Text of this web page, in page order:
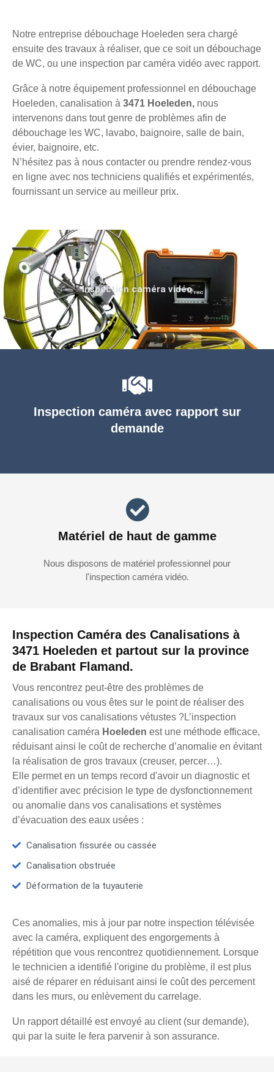
Notre entreprise débouchage Hoeleden sera chargé
ensuite des travaux à réaliser, que ce soit un débouchage
de WC, ou une inspection par caméra vidéo avec rapport.
Grâce à notre équipement professionnel en débouchage
Hoeleden, canalisation à 3471 Hoeleden, nous
intervenons dans tout genre de problèmes afin de
débouchage les WC, lavabo, baignoire, salle de bain,
évier, baignoire, etc.
N’hésitez pas à nous contacter ou prendre rendez-vous
en ligne avec nos techniciens qualifiés et expérimentés,
fournissant un service au meilleur prix.
Inspection Caméra des Canalisations à
3471 Hoeleden et partout sur la province
de Brabant Flamand.
Vous rencontrez peut-être des problèmes de
canalisations ou vous êtes sur le point de réaliser des
travaux sur vos canalisations vétustes ?L’inspection
canalisation caméra Hoeleden est une méthode efficace,
réduisant ainsi le coût de recherche d’anomalie en évitant
la réalisation de gros travaux (creuser, percer…).
Elle permet en un temps record d'avoir un diagnostic et
d’identifier avec précision le type de dysfonctionnement
ou anomalie dans vos canalisations et systèmes
d’évacuation des eaux usées :
Canalisation fissurée ou cassée
Canalisation obstruée
Déformation de la tuyauterie
Ces anomalies, mis à jour par notre inspection télévisée
avec la caméra, expliquent des engorgements à
répétition que vous rencontrez quotidiennement. Lorsque
le technicien a identifié l'origine du problème, il est plus
aisé de réparer en réduisant ainsi le coût des percement
dans les murs, ou enlèvement du carrelage.
Un rapport détaillé est envoyé au client (sur demande),
qui par la suite le fera parvenir à son assurance.
Inspection caméra avec rapport sur
demande
Matériel de haut de gamme
Nous disposons de matériel professionnel pour
l'inspection caméra vidéo.
Inspection caméra vidéo